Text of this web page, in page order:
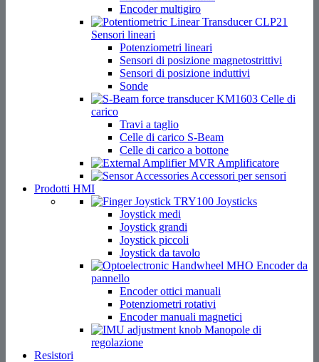
Encoder multigiro
Sensori lineari
Potenziometri lineari
Sensori di posizione magnetostrittivi
Sensori di posizione induttivi
Sonde
Celle di
carico
Travi a taglio
Celle di carico S-Beam
Celle di carico a bottone
Amplificatore
Accessori per sensori
Prodotti HMI
Joysticks
Joystick medi
Joystick grandi
Joystick piccoli
Joystick da tavolo
Encoder da
pannello
Encoder ottici manuali
Potenziometri rotativi
Encoder manuali magnetici
Manopole di
regolazione
Resistori